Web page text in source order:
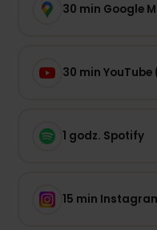
30 min Google
30 min
1 godz. Spotify
15 min